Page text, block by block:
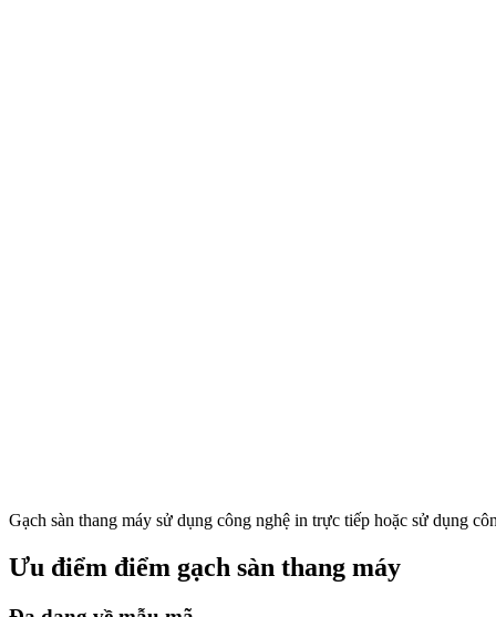
Gạch sàn thang máy sử dụng công nghệ in trực tiếp hoặc sử dụng
Ưu điểm điểm gạch sàn thang máy